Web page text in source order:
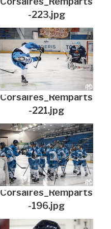
-223.jpg
Corsaires_Remparts
-221.jpg
Corsaires_Remparts
-196.jpg